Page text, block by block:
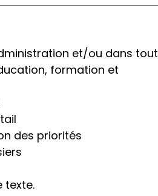
et/ou dans tout
formation et
des priorités
texte.